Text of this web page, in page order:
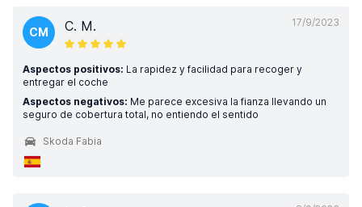
17/9/2023
CM C. M.
Aspectos positivos: La rapidez y facilidad para recoger y
entregar el coche
Aspectos negativos: Me parece excesiva la fianza llevando un
seguro de cobertura total, no entiendo el sentido
Skoda Fabia